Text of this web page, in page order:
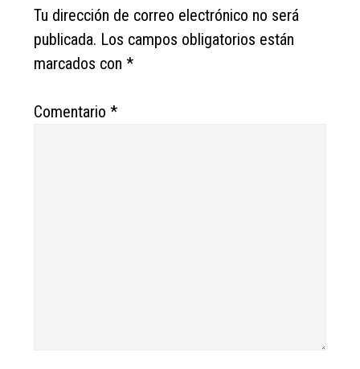
Tu dirección de correo electrónico no será
publicada. Los campos obligatorios están
marcados con*
Comentario*